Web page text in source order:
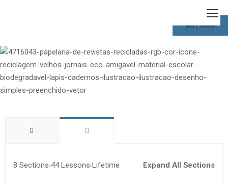
BUY NOW
8 Sections 44 Lessons Lifetime Expand All Sections